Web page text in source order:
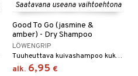
Saatavana useana vaihtoehtona
Good To Go (jasmine &
amber) - Dry Shampoo
LÖWENGRIP
Tuuheuttava kuivashampoo kukkaistuoksulla - Löwengrip
alk. 6,95 €